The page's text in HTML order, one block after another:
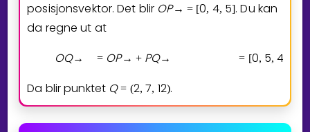
posisjonsvektor. Det blir OP→ = [0, 4, 5]. Du kan
da regne ut at
OQ→ = OP→ + PQ→ = [0, 5, 4
Da blir punktet Q = (2, 7, 12).